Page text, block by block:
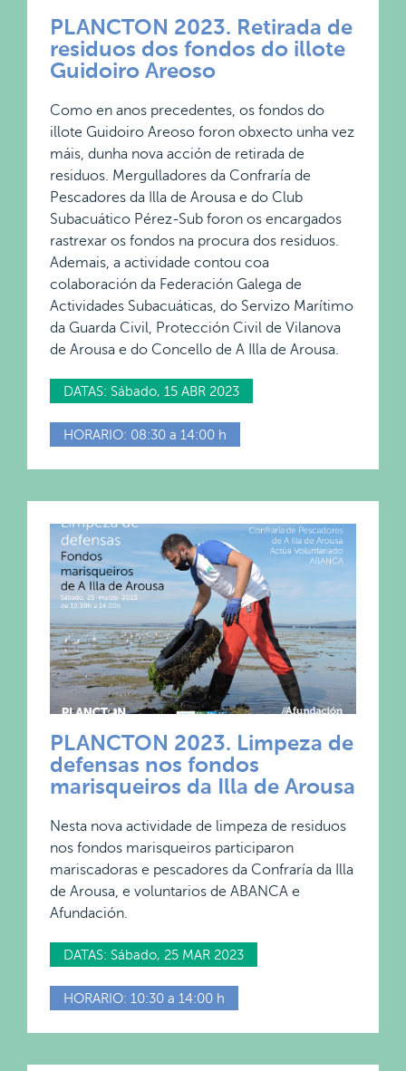
PLANCTON 2023. Retirada de
residuos dos fondos do illote
Guidoiro Areoso
Como en anos precedentes, os fondos do
illote Guidoiro Areoso foron obxecto unha vez
máis, dunha nova acción de retirada de
residuos. Mergulladores da Confraría de
Pescadores da Illa de Arousa e do Club
Subacuático Pérez-Sub foron os encargados
rastrexar os fondos na procura dos residuos.
Ademais, a actividade contou coa
colaboración da Federación Galega de
Actividades Subacuáticas, do Servizo Marítimo
da Guarda Civil, Protección Civil de Vilanova
de Arousa e do Concello de A Illa de Arousa.
DATAS: Sábado, 15 ABR 2023
HORARIO: 08:30 a 14:00 h
PLANCTON 2023. Limpeza de
defensas nos fondos
marisqueiros da Illa de Arousa
Nesta nova actividade de limpeza de residuos
nos fondos marisqueiros participaron
mariscadoras e pescadores da Confraría da Illa
de Arousa, e voluntarios de ABANCA e
Afundación.
DATAS: Sábado, 25 MAR 2023
HORARIO: 10:30 a 14:00 h